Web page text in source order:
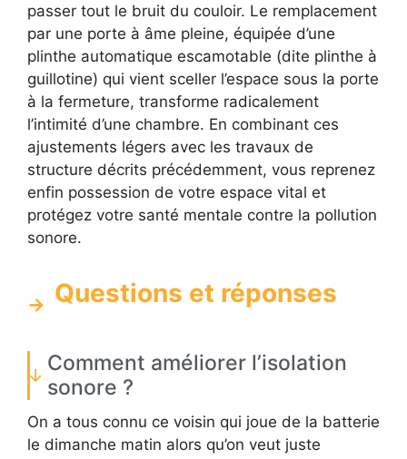
passer tout le bruit du couloir. Le remplacement
par une porte à âme pleine, équipée d’une
plinthe automatique escamotable (dite plinthe à
guillotine) qui vient sceller l’espace sous la porte
à la fermeture, transforme radicalement
l’intimité d’une chambre. En combinant ces
ajustements légers avec les travaux de
structure décrits précédemment, vous reprenez
enfin possession de votre espace vital et
protégez votre santé mentale contre la pollution
sonore.
Questions et réponses
Comment améliorer l’isolation
sonore ?
On a tous connu ce voisin qui joue de la batterie
le dimanche matin alors qu’on veut juste